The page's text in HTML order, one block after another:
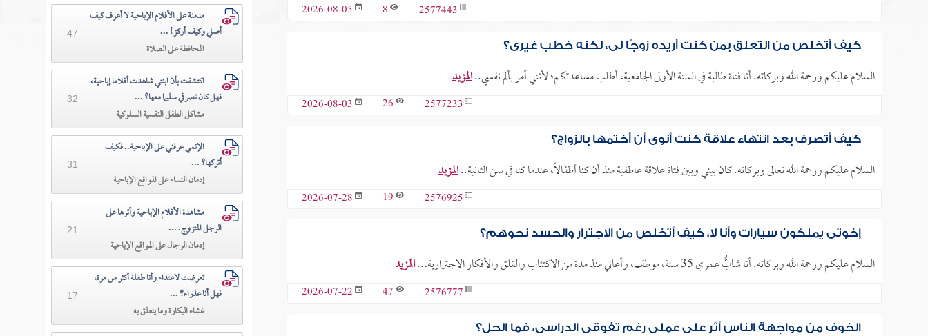
2577443
8
2026-08-05
كيف أتخلص من التعلق بمن كنت أريده زوجًا لي، لكنه خطب غيري؟
السلام عليكم ورحمة الله وبركاته. أنا فتاة طالبة في السنة الأولى الجامعية، أطلب مساعدتكم؛ لأنني أمر بألم نفسي..المزيد
2577233
26
2026-08-03
كيف أتصرف بعد انتهاء علاقة كنت أنوي أن أختمها بالزواج؟
السلام عليكم ورحمة الله تعالى وبركاته. كان بيني وبين فتاة علاقة عاطفية منذ أن كنا أطفالاً، عندما كنا في سن الثانية..المزيد
2576925
19
2026-07-28
إخوتي يملكون سيارات وأنا لا، كيف أتخلص من الاجترار والحسد نحوهم؟
السلام عليكم ورحمة الله وبركاته. أنا شابٌّ عمري 35 سنة، موظف، وأعاني منذ مدة من الاكتئاب والقلق والأفكار الاجترارية،.. المزيد
2576777
47
2026-07-22
الخوف من مواجهة الناس أثر على عملي رغم تفوقي الدراسي، فما الحل؟
مدمنة على الأفلام الإباحية لا أعرف كيف
أصلي وكيف أركز! ...
المحافظة على الصلاة
47
اكتشفت بأن ابنتي شاهدت أفلاما إباحية،
فهل كان تصرفي سليما معها؟ ...
مشاكل الطفل النفسية السلوكية
32
الإنمي عرفني على الإباحية.. فكيف
أتركها؟ ...
إدمان النساء على المواقع الإباحية
31
مشاهدة الأفلام الإباحية وأثرها على
الرجل المتزوج. ...
إدمان الرجال على المواقع الإباحية
21
تعرضت لاعتداء وأنا طفلة أكثر من مرة،
فهل أنا عذراء؟ ...
غشاء البكارة وما يتعلق به
17